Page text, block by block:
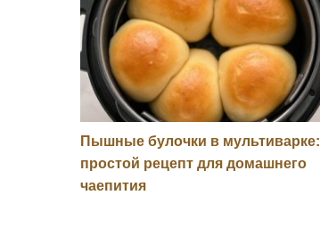
Пышные булочки в мультиварке:
простой рецепт для домашнего
чаепития